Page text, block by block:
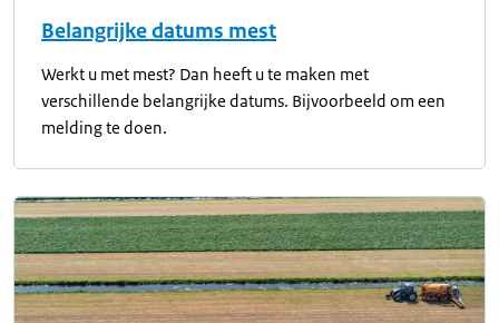
Belangrijke datums mest
Werkt u met mest? Dan heeft u te maken met
verschillende belangrijke datums. Bijvoorbeeld om een
melding te doen.